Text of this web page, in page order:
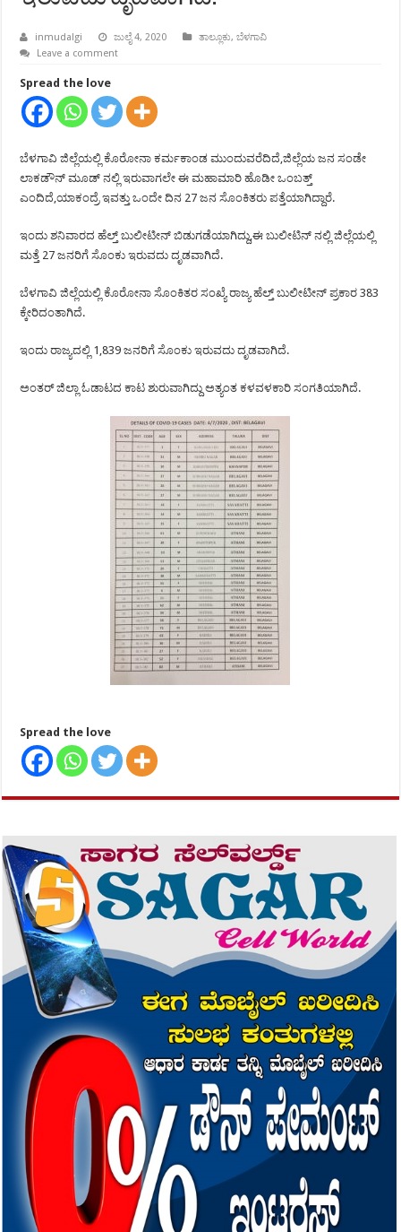
inmudalgi ಜುಲೈ 4, 2020 ತಾಲ್ಲೂಕು,ಬೆಳಗಾವಿ
Leave a comment
Spread the love
ಬೆಳಗಾವಿ ಜಿಲ್ಲೆಯಲ್ಲಿ ಕೊರೋನಾ ಕರ್ಮಕಾಂಡ ಮುಂದುವರೆದಿದೆ,ಜಿಲ್ಲೆಯ ಜನ ಸಂಡೇ
ಲಾಕಡೌನ್ ಮೂಡ್ ನಲ್ಲಿ ಇರುವಾಗಲೇ ಈ ಮಹಾಮಾರಿ ಹೊಡೀ ಒಂಬತ್ತ್
ಎಂದಿದೆ,ಯಾಕಂದ್ರೆ ಇವತ್ತು ಒಂದೇ ದಿನ 27 ಜನ ಸೊಂಕಿತರು ಪತ್ತೆಯಾಗಿದ್ದಾರೆ.
ಇಂದು ಶನಿವಾರದ ಹೆಲ್ತ್ ಬುಲೀಟೀನ್ ಬಿಡುಗಡೆಯಾಗಿದ್ದು,ಈ ಬುಲೀಟಿನ್ ನಲ್ಲಿ ಜಿಲ್ಲೆಯಲ್ಲಿ
ಮತ್ತೆ 27 ಜನರಿಗೆ ಸೊಂಕು ಇರುವದು ದೃಡವಾಗಿದೆ.
ಬೆಳಗಾವಿ ಜಿಲ್ಲೆಯಲ್ಲಿ ಕೊರೋನಾ ಸೊಂಕಿತರ ಸಂಖ್ಯೆ ರಾಜ್ಯ ಹೆಲ್ತ್ ಬುಲೀಟೀನ್ ಪ್ರಕಾರ 383
ಕ್ಕೇರಿದಂತಾಗಿದೆ.
ಇಂದು ರಾಜ್ಯದಲ್ಲಿ 1,839 ಜನರಿಗೆ ಸೊಂಕು ಇರುವದು ದೃಡವಾಗಿದೆ.
ಅಂತರ್ ಜಿಲ್ಲಾ ಓಡಾಟದ ಕಾಟ ಶುರುವಾಗಿದ್ದು ಅತ್ಯಂತ ಕಳವಳಕಾರಿ ಸಂಗತಿಯಾಗಿದೆ.
Spread the love